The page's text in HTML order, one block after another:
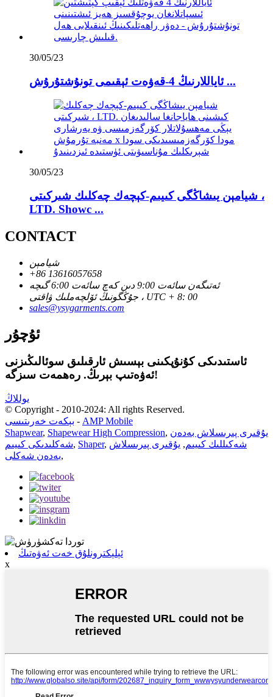
30/05/23
ئاياللارنىڭ 4-قەۋەت ئېقىمى تونۇشتۇرۇش ...
30/05/23
شيامېن يىشاڭگى كىيىم-كېچەك چەكلىك شىركىتى ،
LTD. Showc ...
CONTACT
شيامېن
+86 13616057658
ئەتىگەن سائەت 9:00 دىن كەچ سائەت 6:00 گىچە
جۇڭگونىڭ ئۆلچەملىك ۋاقتى ، UTC + 8: 00
sales@ysygarments.com
ئۇچۇر
ئاستىدىكى كۇنۇپكىنى بېسىش ئارقىلىق سوئالىڭىزنى
ئەۋەتىپ بېرىڭ. رەھمەت سىزگە!
يوللاڭ
© Copyright - 2010-2024: All rights Reserved.
بېكەت خەرىتىسى - AMP Mobile
Shapwear, Shapewear High Compression, يۇقىرى پىرىسلاش بەدەن
شەكلىدىكى كىيىم, Shaper, شەكىللىك كىيىم, يۇقىرى پىرىسلاش
بەدەن شەكلى,
ئېلېكترونلۇق خەت ئەۋەتىڭ
x